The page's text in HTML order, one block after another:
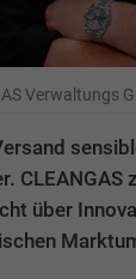
Verwaltungs
CLEANGAS
über